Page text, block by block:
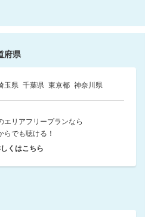
府県
玉県 千葉県 東京都 神奈川県
エリアフリープランなら
らでも聴ける！
くはこちら